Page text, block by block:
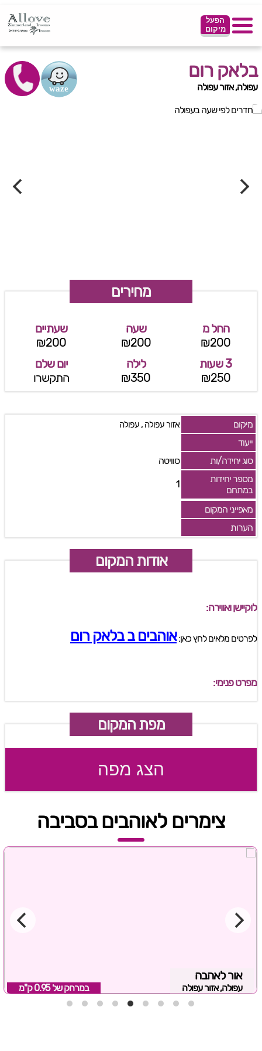
הפעל
מיקום
בלאק רום
עפולה, אזור עפולה
מחירים
החל מ
₪200
שעה
₪200
שעתיים
₪200
3 שעות
₪250
לילה
₪350
יום שלם
התקשרו
מיקום אזור עפולה, עפולה
ייעוד
סוג יחידה/ות
סוויטה
מספר יחידות
במתחם
1
מאפייני המקום
הערות
אודות המקום
לוקיישן ואווירה:
לפרטים מלאים לחץ כאן:אוהבים ב בלאק רום
מפרט פנימי:
מפת המקום
הצג מפה
צימרים לאוהבים בסביבה
אור לאהבה
עפולה, אזור עפולה במרחק של 0.95 ק"מ